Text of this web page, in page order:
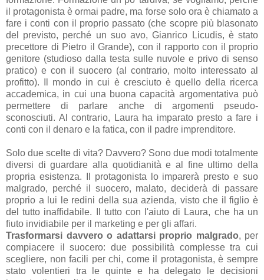
il protagonista è ormai padre, ma forse solo ora è chiamato a
fare i conti con il proprio passato (che scopre più blasonato
del previsto, perché un suo avo, Gianrico Licudis, è stato
precettore di Pietro il Grande), con il rapporto con il proprio
genitore (studioso dalla testa sulle nuvole e privo di senso
pratico) e con il suocero (al contrario, molto interessato al
profitto). Il mondo in cui è cresciuto è quello della ricerca
accademica, in cui una buona capacità argomentativa può
permettere di parlare anche di argomenti pseudo-
sconosciuti. Al contrario, Laura ha imparato presto a fare i
conti con il denaro e la fatica, con il padre imprenditore.
Solo due scelte di vita? Davvero? Sono due modi totalmente
diversi di guardare alla quotidianità e al fine ultimo della
propria esistenza. Il protagonista lo imparerà presto e suo
malgrado, perché il suocero, malato, deciderà di passare
proprio a lui le redini della sua azienda, visto che il figlio è
del tutto inaffidabile. Il tutto con l'aiuto di Laura, che ha un
fiuto invidiabile per il marketing e per gli affari.
Trasformarsi davvero o adattarsi proprio malgrado, per
compiacere il suocero: due possibilità complesse tra cui
scegliere, non facili per chi, come il protagonista, è sempre
stato volentieri tra le quinte e ha delegato le decisioni